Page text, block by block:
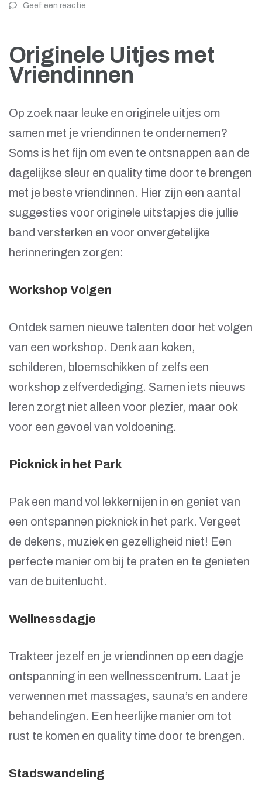
Geef een reactie
Originele Uitjes met
Vriendinnen
Op zoek naar leuke en originele uitjes om
samen met je vriendinnen te ondernemen?
Soms is het fijn om even te ontsnappen aan de
dagelijkse sleur en quality time door te brengen
met je beste vriendinnen. Hier zijn een aantal
suggesties voor originele uitstapjes die jullie
band versterken en voor onvergetelijke
herinneringen zorgen:
Workshop Volgen
Ontdek samen nieuwe talenten door het volgen
van een workshop. Denk aan koken,
schilderen, bloemschikken of zelfs een
workshop zelfverdediging. Samen iets nieuws
leren zorgt niet alleen voor plezier, maar ook
voor een gevoel van voldoening.
Picknick in het Park
Pak een mand vol lekkernijen in en geniet van
een ontspannen picknick in het park. Vergeet
de dekens, muziek en gezelligheid niet! Een
perfecte manier om bij te praten en te genieten
van de buitenlucht.
Wellnessdagje
Trakteer jezelf en je vriendinnen op een dagje
ontspanning in een wellnesscentrum. Laat je
verwennen met massages, sauna’s en andere
behandelingen. Een heerlijke manier om tot
rust te komen en quality time door te brengen.
Stadswandeling